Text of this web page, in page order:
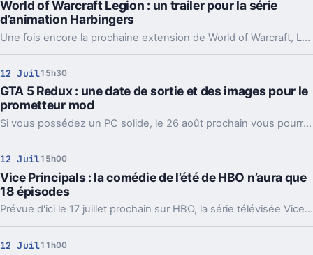
World of Warcraft Legion : un trailer pour la série
d’animation Harbingers
Une fois encore la prochaine extension de World of Warcraft, Legion, va être introduite via une série d'animation.
12 Juil15h30
GTA 5 Redux : une date de sortie et des images pour le
prometteur mod
Si vous possédez un PC solide, le 26 août prochain vous pourrez installer le mod Redux qui devrait sublimer votre GTA 5.
12 Juil15h00
Vice Principals : la comédie de l’été de HBO n’aura que
18 épisodes
Prévue d'ici le 17 juillet prochain sur HBO, la série télévisée Vice Principals ne durera que deux saisons.
12 Juil11h00